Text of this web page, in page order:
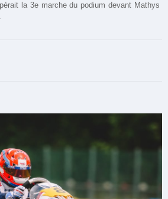
la 3e marche du podium devant Mathys